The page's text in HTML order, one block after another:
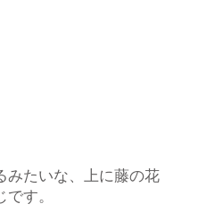
みたいな、上に藤の花
す。